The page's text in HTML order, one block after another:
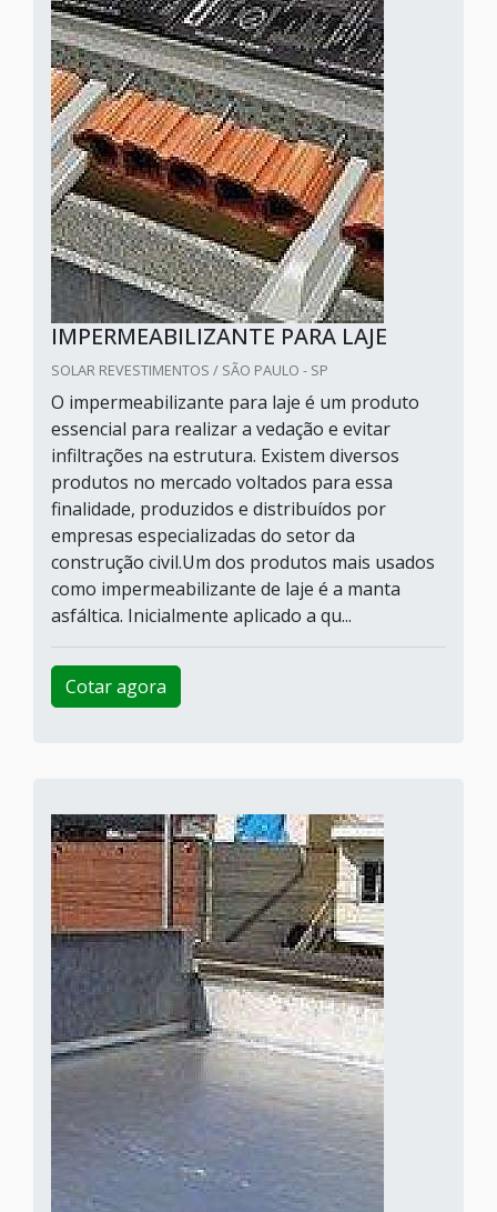
IMPERMEABILIZANTE PARA LAJE
SOLAR REVESTIMENTOS / SÃO PAULO - SP
O impermeabilizante para laje é um produto
essencial para realizar a vedação e evitar
infiltrações na estrutura. Existem diversos
produtos no mercado voltados para essa
finalidade, produzidos e distribuídos por
empresas especializadas do setor da
construção civil.Um dos produtos mais usados
como impermeabilizante de laje é a manta
asfáltica. Inicialmente aplicado a qu...
Cotar agora